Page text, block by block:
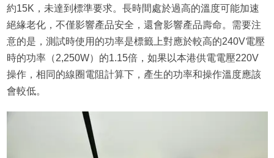
約15K，未達到標準要求。長時間處於過高的溫度可能加速
絕緣老化，不僅影響產品安全，還會影響產品壽命。需要注
意的是，測試時使用的功率是標籤上對應於較高的240V電壓
時的功率（2,250W）的1.15倍，如果以本港供電電壓220V
操作，相同的線圈電阻計算下，產生的功率和操作溫度應該
會較低。